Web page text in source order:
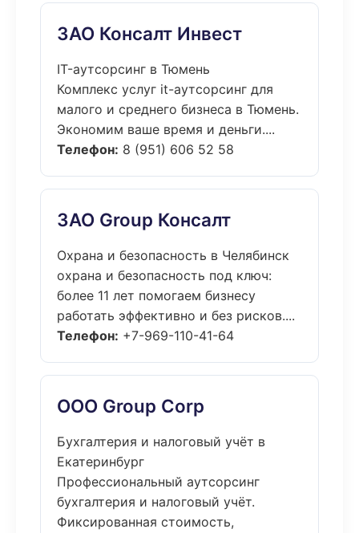
ЗАО Консалт Инвест
IT-аутсорсинг в Тюмень
Комплекс услуг it-аутсорсинг для
малого и среднего бизнеса в Тюмень.
Экономим ваше время и деньги....
Телефон: 8 (951) 606 52 58
ЗАО Group Консалт
Охрана и безопасность в Челябинск
охрана и безопасность под ключ:
более 11 лет помогаем бизнесу
работать эффективно и без рисков....
Телефон: +7-969-110-41-64
ООО Group Corp
Бухгалтерия и налоговый учёт в
Екатеринбург
Профессиональный аутсорсинг
бухгалтерия и налоговый учёт.
Фиксированная стоимость,